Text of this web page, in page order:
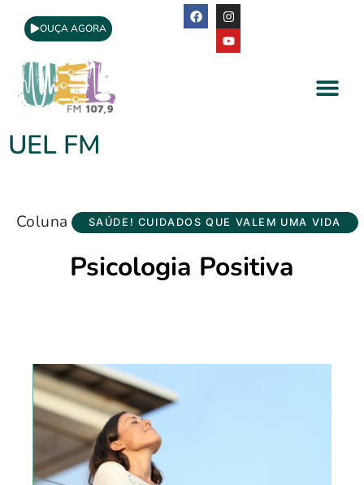
OUÇA AGORA
UEL FM
Coluna SAÚDE! CUIDADOS QUE VALEM UMA VIDA
Psicologia Positiva